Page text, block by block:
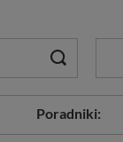
Poradniki: